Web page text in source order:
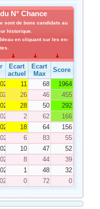
N° Chance
sont de bons candidats au
historique.
en cliquant sur les en-
Ecart
actuel
Ecart
Max
Score
11 68
1964
26 46
455
28 50
292
2 62
166
18 64
156
6 83
55
10 47
52
8 44
39
1 48
32
0 72 0